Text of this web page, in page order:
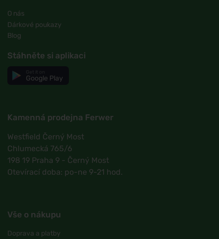
O nás
Dárkové poukazy
Blog
Stáhněte si aplikaci
Google Play
Kamenná prodejna Ferwer
Westfield Černý Most
Chlumecká 765/6
198 19 Praha 9 - Černý Most
Otevírací doba: po-ne 9-21 hod.
Vše o nákupu
Doprava a platby